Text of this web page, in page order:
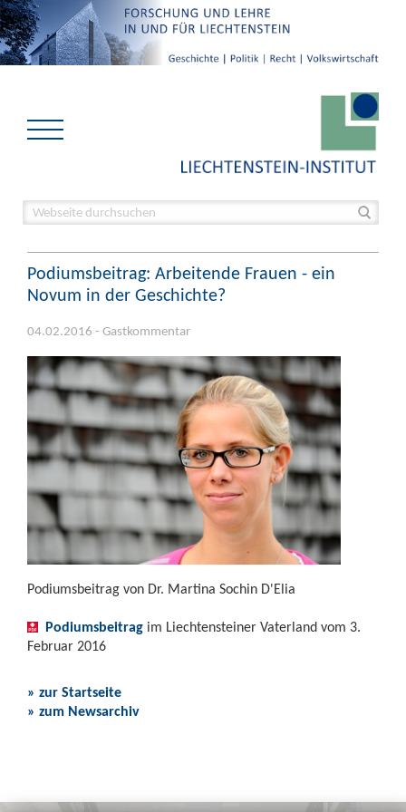
Podiumsbeitrag: Arbeitende Frauen - ein
Novum in der Geschichte?
04.02.2016 - Gastkommentar
Podiumsbeitrag von Dr. Martina Sochin D'Elia
Podiumsbeitrag im Liechtensteiner Vaterland vom 3.
Februar 2016
» zur Startseite
» zum Newsarchiv